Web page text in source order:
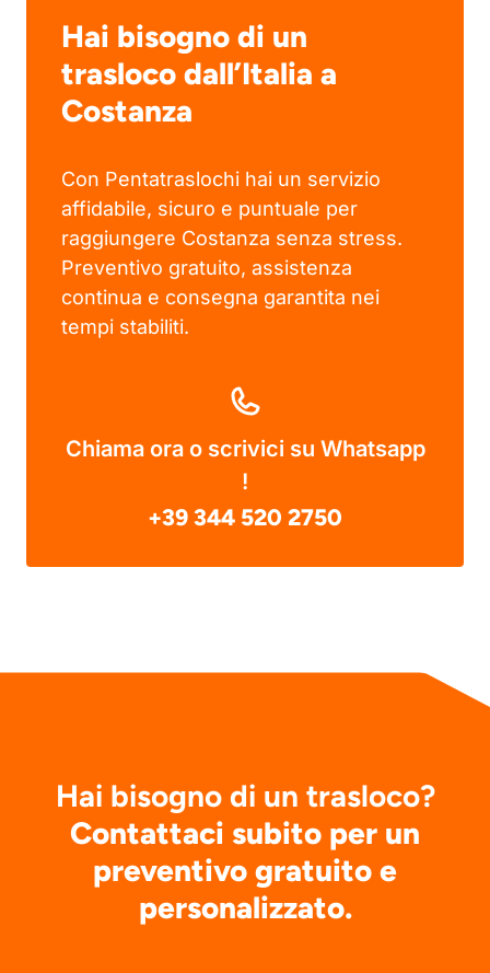
Hai bisogno di un
trasloco dall’Italia a
Costanza
Con Pentatraslochi hai un servizio
affidabile, sicuro e puntuale per
raggiungere Costanza senza stress.
Preventivo gratuito, assistenza
continua e consegna garantita nei
tempi stabiliti.
Chiama ora o scrivici su Whatsapp
!
+39 344 520 2750
Hai bisogno di un trasloco?
Contattaci subito per un
preventivo gratuito e
personalizzato.